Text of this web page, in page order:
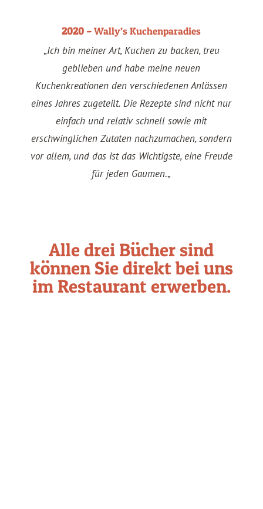
2020 –Wally’s Kuchenparadies
„Ich bin meiner Art, Kuchen zu backen, treu
geblieben und habe meine neuen
Kuchenkreationen den verschiedenen Anlässen
eines Jahres zugeteilt. Die Rezepte sind nicht nur
einfach und relativ schnell sowie mit
erschwinglichen Zutaten nachzumachen, sondern
vor allem, und das ist das Wichtigste, eine Freude
für jeden Gaumen.„
Alle drei Bücher sind
können Sie direkt bei uns
im Restaurant erwerben.